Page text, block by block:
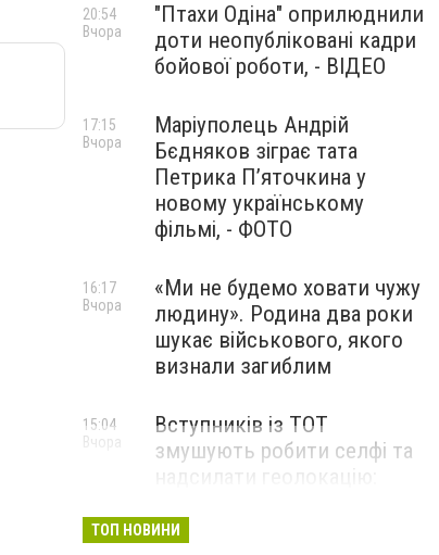
"Птахи Одіна" оприлюднили
доти неопубліковані кадри
бойової роботи, - ВІДЕО
20:54
Вчора
Маріуполець Андрій
Бєдняков зіграє тата
Петрика П’яточкина у
новому українському
фільмі, - ФОТО
17:15
Вчора
«Ми не будемо ховати чужу
людину». Родина два роки
шукає військового, якого
визнали загиблим
16:17
Вчора
Вступників із ТОТ
змушують робити селфі та
до МОН
15:04
Вчора
ТОП НОВИНИ